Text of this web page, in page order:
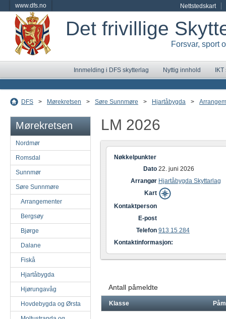
www.dfs.no Nettstedskart
Det frivillige
Forsvar, sport
Innmelding i DFS skytterlag Nyttig innhold
DFS > Mørekretsen > Søre Sunnmøre > Hjartåbygda >
Mørekretsen
Nordmør
Romsdal
Sunnmør
Søre Sunnmøre
Arrangementer
Bergsøy
Bjørge
Dalane
Fiskå
Hjartåbygda
Hjørungavåg
Hovdebygda og Ørsta
LM 2026
Nøkkelpunkter
Dato 22. juni 2026
Arrangør Hjartåbygda Skyttarlag
Kart
Kontaktperson
E-post
Telefon 913 15 284
Kontaktinformasjon:
Antall påmeldte
Klasse